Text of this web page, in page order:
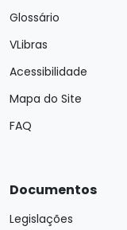
Glossário
VLibras
Acessibilidade
Mapa do Site
FAQ
Documentos
Legislações